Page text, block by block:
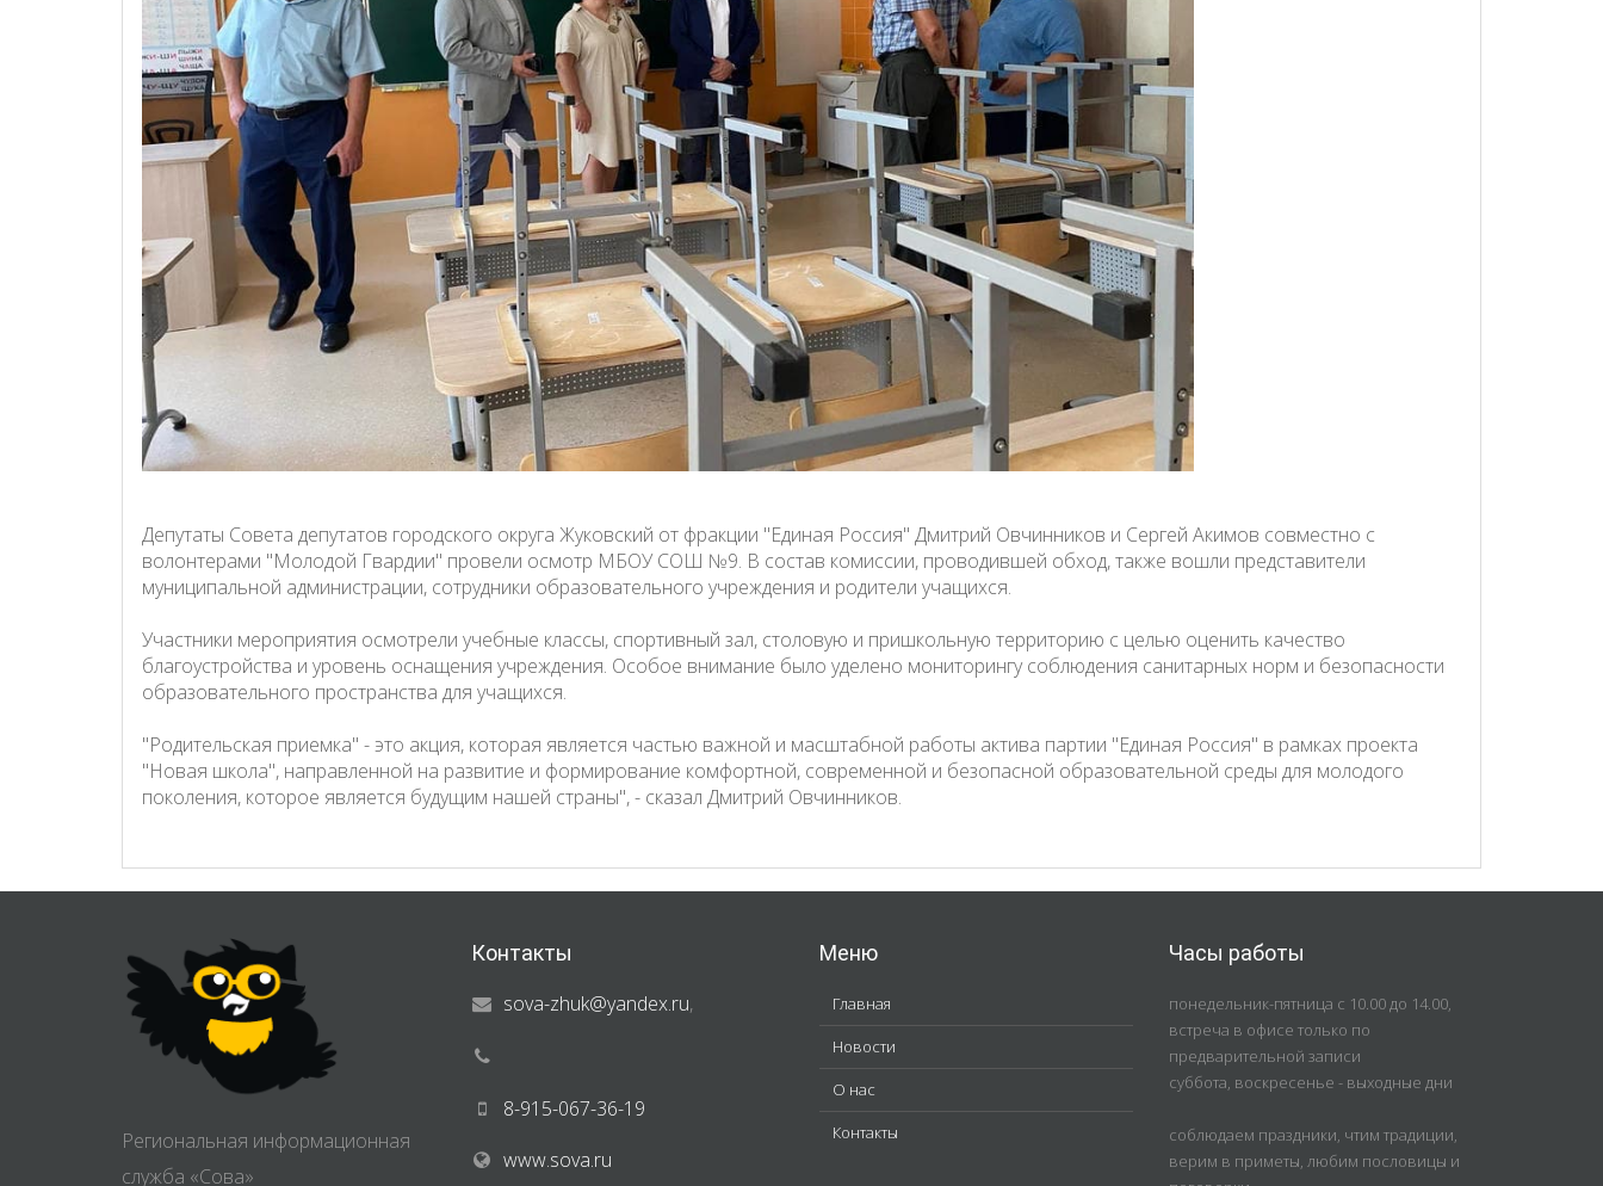
Депутаты Совета депутатов городского округа Жуковский от фракции "Единая Россия" Дмитрий Овчинников и Сергей Акимов совместно с
волонтерами "Молодой Гвардии" провели осмотр МБОУ СОШ №9. В состав комиссии, проводившей обход, также вошли представители
муниципальной администрации, сотрудники образовательного учреждения и родители учащихся.
Участники мероприятия осмотрели учебные классы, спортивный зал, столовую и пришкольную территорию с целью оценить качество
благоустройства и уровень оснащения учреждения. Особое внимание было уделено мониторингу соблюдения санитарных норм и безопасности
образовательного пространства для учащихся.
"Родительская приемка" - это акция, которая является частью важной и масштабной работы актива партии "Единая Россия" в рамках проекта
"Новая школа", направленной на развитие и формирование комфортной, современной и безопасной образовательной среды для молодого
поколения, которое является будущим нашей страны", - сказал Дмитрий Овчинников.
Региональная информационная
служба «Сова»
Контакты
sova-zhuk@yandex.ru,
8-915-067-36-19
www.sova.ru
Меню
Главная
Новости
О нас
Контакты
Часы работы
понедельник-пятница с 10.00 до 14.00,
встреча в офисе только по
предварительной записи
суббота, воскресенье - выходные дни
соблюдаем праздники, чтим традиции,
верим в приметы, любим пословицы и